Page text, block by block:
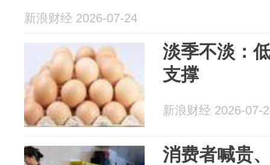
新浪财经 2026-07-24
淡季不淡：
支撑
新浪财经 2026-07-
消费者喊贵